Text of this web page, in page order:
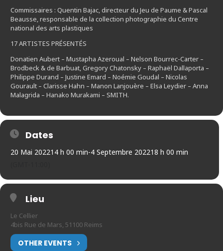
Commissaires : Quentin Bajac, directeur du Jeu de Paume & Pascal
Beausse, responsable de la collection photographie du Centre
national des arts plastiques
17 ARTISTES PRÉSENTÉS
Donatien Aubert – Mustapha Azeroual – Nelson Bourrec-Carter –
Brodbeck & de Barbuat, Gregory Chatonsky – Raphaël Dallaporta –
Philippe Durand – Justine Emard – Noémie Goudal – Nicolas
Gourault – Clarisse Hahn – Manon Lanjouère – Elsa Leydier – Anna
Malagrida – Hanako Murakami – SMITH.
Dates
20 Mai 202214 h 00 min-4 Septembre 202218 h 00 min
Lieu
Le Cellier
4bis Rue de Mars, 51100 Reims
OTHER EVENTS